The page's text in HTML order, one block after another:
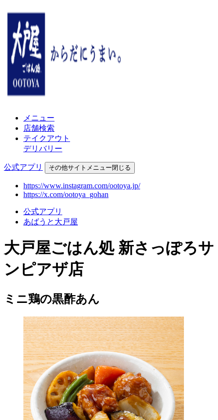
メニュー
店舗検索
テイクアウト
デリバリー
公式アプリ その他サイトメニュー閉じる
https://www.instagram.com/ootoya.jp/
https://x.com/ootoya_gohan
公式アプリ
あばうと大戸屋
大戸屋ごはん処 新さっぽろサ
ンピアザ店
ミニ鶏の黒酢あん